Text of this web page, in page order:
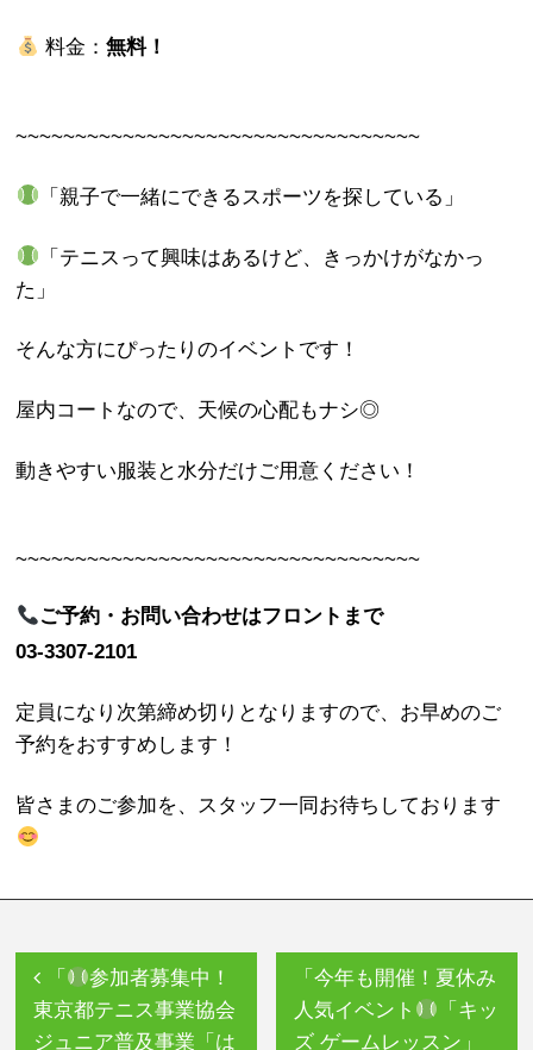
料金： 無料！
~~~~~~~~~~~~~~~~~~~~~~~~~~~~~~~~~~
「親子で一緒にできるスポーツを探している」
「テニスって興味はあるけど、きっかけがなかっ
た」
そんな方にぴったりのイベントです！
屋内コートなので、天候の心配もナシ◎
動きやすい服装と水分だけご用意ください！
~~~~~~~~~~~~~~~~~~~~~~~~~~~~~~~~~~
ご予約・お問い合わせはフロントまで
03-3307-2101
定員になり次第締め切りとなりますので、お早めのご
予約をおすすめします！
皆さまのご参加を、スタッフ一同お待ちしております
「今年も開催！夏休み
人気イベント
「キッ
ズ ゲームレッスン」
「
参加者募集中！
東京都テニス事業協会
ジュニア普及事業「は